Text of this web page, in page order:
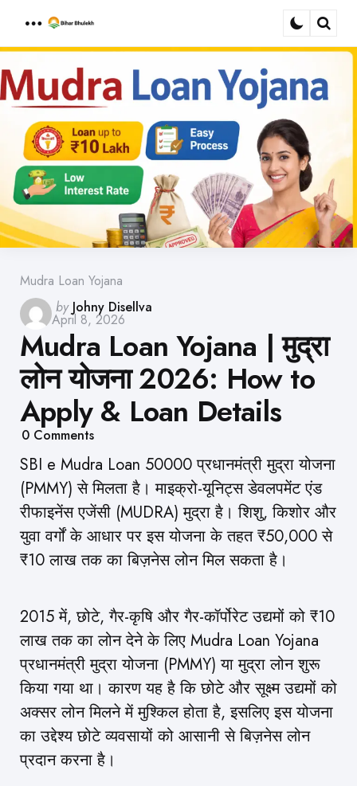
Menu
Mudra Loan Yojana
Posted
by
by Johny Disellva
April 8, 2026
Mudra Loan Yojana | मुद्रा
लोन योजना 2026: How to
Apply & Loan Details
0 Comments
SBI e Mudra Loan 50000 प्रधानमंत्री मुद्रा योजना
(PMMY) से मिलता है। माइक्रो-यूनिट्स डेवलपमेंट एंड
रीफाइनेंस एजेंसी (MUDRA) मुद्रा है। शिशु, किशोर और
युवा वर्गों के आधार पर इस योजना के तहत ₹50,000 से
₹10 लाख तक का बिज़नेस लोन मिल सकता है।
2015 में, छोटे, गैर-कृषि और गैर-कॉर्पोरेट उद्यमों को ₹10
लाख तक का लोन देने के लिए Mudra Loan Yojana
प्रधानमंत्री मुद्रा योजना (PMMY) या मुद्रा लोन शुरू
किया गया था। कारण यह है कि छोटे और सूक्ष्म उद्यमों को
अक्सर लोन मिलने में मुश्किल होता है, इसलिए इस योजना
का उद्देश्य छोटे व्यवसायों को आसानी से बिज़नेस लोन
प्रदान करना है।